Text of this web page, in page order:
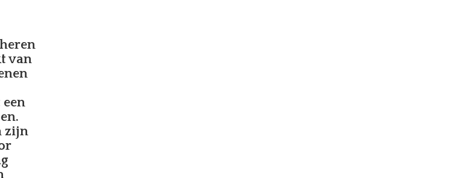
van
zijn